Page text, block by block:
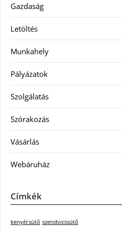
Gazdaság
Letöltés
Munkahely
Pályázatok
Szolgálatás
Szórakozás
Vásárlás
Webáruház
Címkék
kenyérsütő szendvicssütő